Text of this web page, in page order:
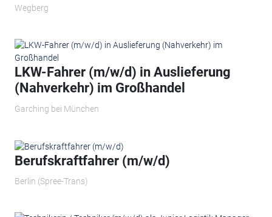
Wegberg
LKW-Fahrer (m/w/d) in Auslieferung
(Nahverkehr) im Großhandel
Garching bei München
Berufskraftfahrer (m/w/d)
Berlin (Spree-Trans)